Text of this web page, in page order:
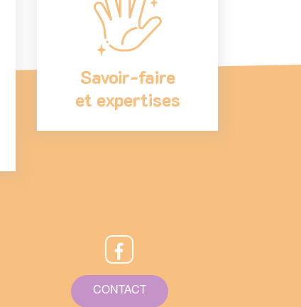
Savoir-faire
et expertises
CONTACT